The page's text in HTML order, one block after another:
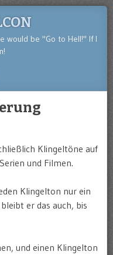
would be "Go to Hell!" If I
Klingeltöne auf
und Filmen.
Klingelton nur ein
er das auch, bis
und einen Klingelton